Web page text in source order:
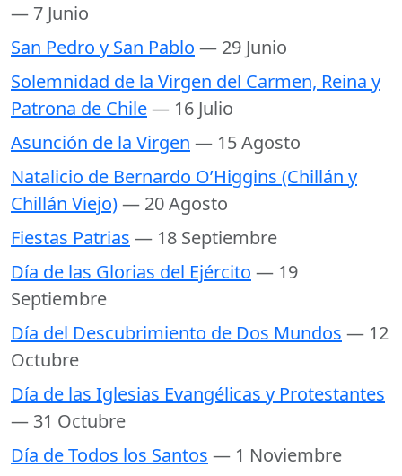
— 7 Junio
San Pedro y San Pablo — 29 Junio
Solemnidad de la Virgen del Carmen, Reina y
Patrona de Chile— 16 Julio
Asunción de la Virgen — 15 Agosto
Natalicio de Bernardo O’Higgins (Chillán y
Chillán Viejo)— 20 Agosto
Fiestas Patrias — 18 Septiembre
Día de las Glorias del Ejército — 19
Septiembre
Día del Descubrimiento de Dos Mundos — 12
Octubre
Día de las Iglesias Evangélicas y Protestantes
— 31 Octubre
Día de Todos los Santos — 1 Noviembre